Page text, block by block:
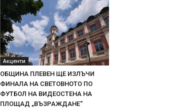
Акценти
ОБЩИНА ПЛЕВЕН ЩЕ ИЗЛЪЧИ
ФИНАЛА НА СВЕТОВНОТО ПО
ФУТБОЛ НА ВИДЕОСТЕНА НА
ПЛОЩАД „ВЪЗРАЖДАНЕ“